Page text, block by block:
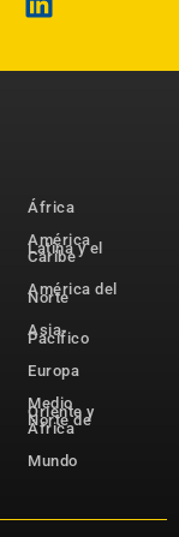
África
América
Latina y el
Caribe
América del
Norte
Asia-
Pacífico
Europa
Medio
Oriente y
Norte de
África
Mundo